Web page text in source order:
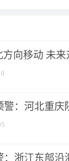
方向移动 未
：河北重庆
浙江东部沿